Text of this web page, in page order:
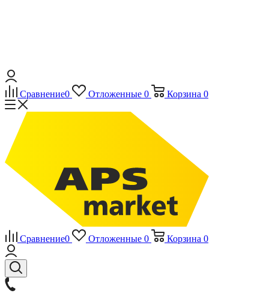
Сравнение0 Отложенные 0 Корзина 0
Сравнение0 Отложенные 0 Корзина 0